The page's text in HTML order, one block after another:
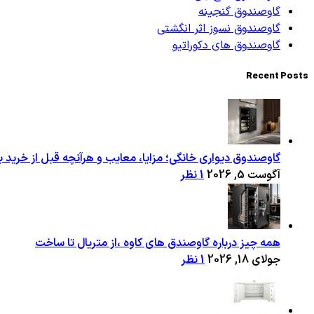
گاوصندوق گنجینه
گاوصندوق نسوز اثر انگشتی
گاوصندوق های دکوراتیو
Recent Posts
گاوصندوق دیواری خانگی؛ مزایا، معایب و هرآنچه قبل از خرید
آگوست 5, 2026
1 نظر
همه چیز درباره گاوصندق های کاوه ،از متریال تا ساخت
جولای 18, 2026
1 نظر